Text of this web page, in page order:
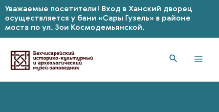
Уважаемые посетители! Вход в Ханский дворец
осуществляется у бани «Сары Гузель» в районе
моста по ул. Зои Космодемьянской.
содержимому